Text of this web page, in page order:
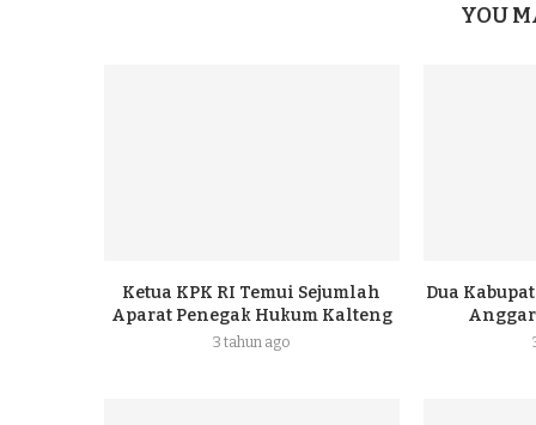
YOU
Ketua KPK RI Temui Sejumlah
Aparat Penegak Hukum Kalteng
3 tahun ago
Dua